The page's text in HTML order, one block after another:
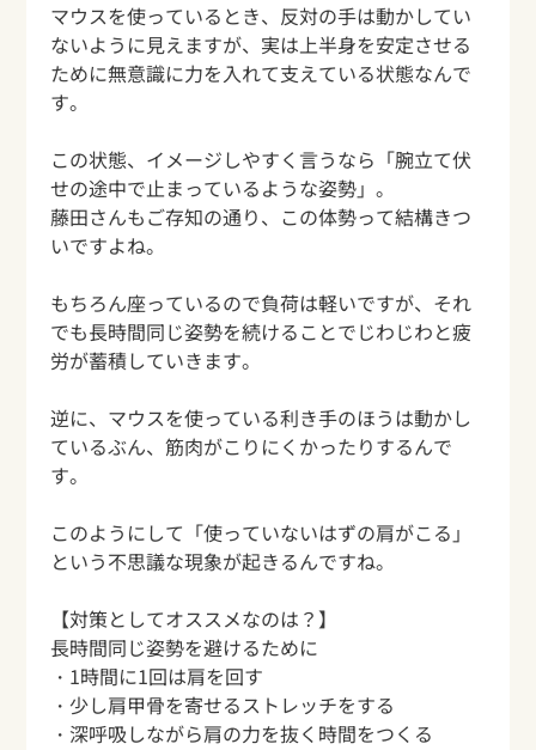
マウスを使っているとき、反対の手は動かしてい
ないように見えますが、実は上半身を安定させる
ために無意識に力を入れて支えている状態なんで
す。
この状態、イメージしやすく言うなら「腕立て伏
せの途中で止まっているような姿勢」。
藤田さんもご存知の通り、この体勢って結構きつ
いですよね。
もちろん座っているので負荷は軽いですが、それ
でも長時間同じ姿勢を続けることでじわじわと疲
労が蓄積していきます。
逆に、マウスを使っている利き手のほうは動かし
ているぶん、筋肉がこりにくかったりするんで
す。
このようにして「使っていないはずの肩がこる」
という不思議な現象が起きるんですね。
【対策としてオススメなのは？】
長時間同じ姿勢を避けるために
・1時間に1回は肩を回す
・少し肩甲骨を寄せるストレッチをする
・深呼吸しながら肩の力を抜く時間をつくる